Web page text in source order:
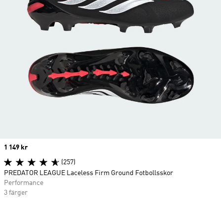
Price
1 149 kr
(257)
PREDATOR LEAGUE Laceless Firm Ground Fotbollsskor
Performance
3 färger